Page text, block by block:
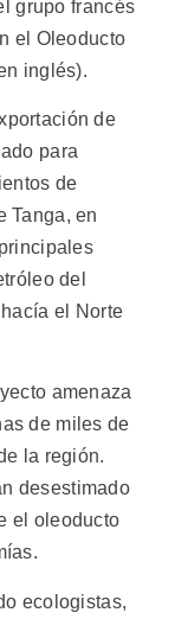
grupo francés
el Oleoducto
inglés).
de
para
de
Tanga, en
del
el Norte
amenaza
de miles de
la región.
desestimado
el oleoducto
ecologistas,